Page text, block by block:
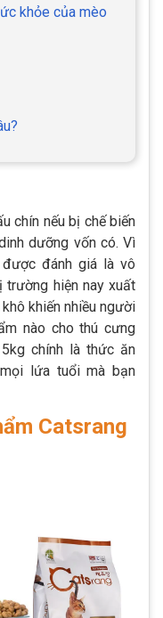
khỏe của mèo
chín nếu bị chế biến
dưỡng vốn có. Vì
đánh giá là vô
trường hiện nay xuất
khiến nhiều người
nào cho thú cưng
chính là thức ăn
lứa tuổi mà bạn
Catsrang